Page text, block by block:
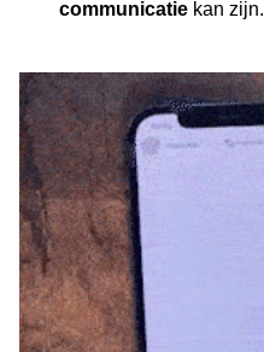
communicatie kan zijn.